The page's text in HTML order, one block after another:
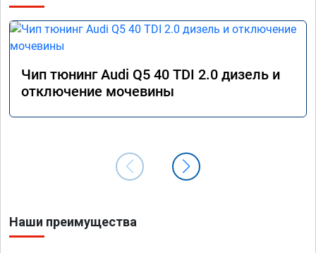
Чип тюнинг Audi Q5 40 TDI 2.0 дизель и
отключение мочевины
Наши преимущества